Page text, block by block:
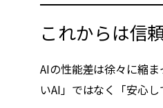
これからは信
AIの性能差は徐々に縮
いAI」ではなく「安心し